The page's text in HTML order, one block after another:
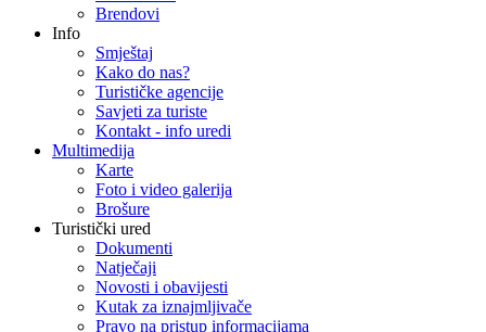
Brendovi
Info
Smještaj
Kako do nas?
Turističke agencije
Savjeti za turiste
Kontakt - info uredi
Multimedija
Karte
Foto i video galerija
Brošure
Turistički ured
Dokumenti
Natječaji
Novosti i obavijesti
Kutak za iznajmljivače
Pravo na pristup informacijama